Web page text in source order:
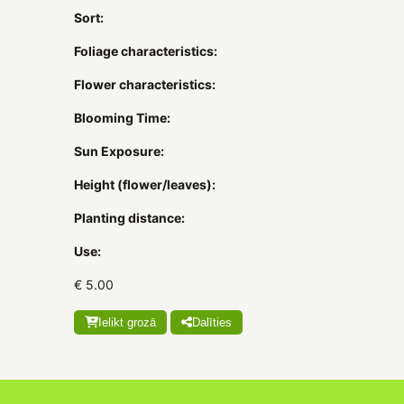
Sort:
Foliage characteristics:
Flower characteristics:
Blooming Time:
Sun Exposure:
Height (flower/leaves):
Planting distance:
Use:
€ 5.00
Ielikt grozā Dalīties